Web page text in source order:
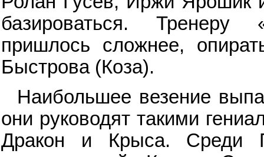
базироваться. Тренеру
пришлось сложнее,
Быстрова (Коза).
Наибольшее везение
они руководят такими
Дракон и Крыса. Среди